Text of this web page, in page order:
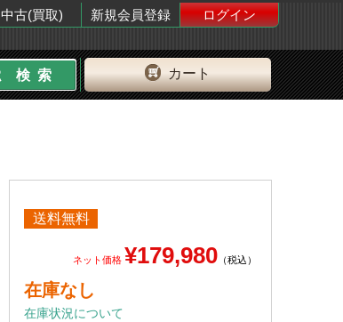
中古(買取) 新規会員登録
ログイン
カート
送料無料
ネット価格 ¥179,980 （税込）
在庫なし
在庫状況について